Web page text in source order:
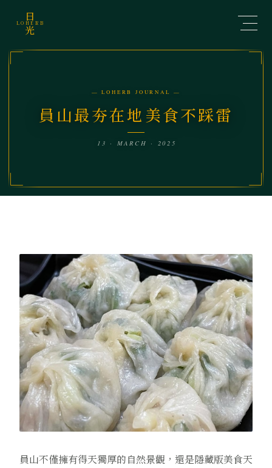
日
LOHERB
光
— LOHERB JOURNAL —
員山最夯在地美食不踩雷
13 · MARCH · 2025
員山不僅擁有得天獨厚的自然景觀，還是隱藏版美食天